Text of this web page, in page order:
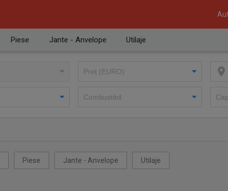
Piese Jante - Anvelope Utilaje
Piese Jante - Anvelope Utilaje